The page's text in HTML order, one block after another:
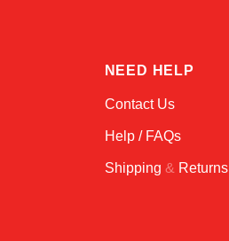
NEED HELP
Contact Us
Help / FAQs
Shipping & Returns